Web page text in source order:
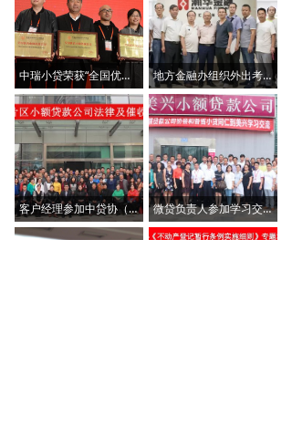
中瑞小贷荣获“全国优秀小额贷款公司”称号 地方金融办组织外出考察学习
客户经理参加中贷协（西安）信贷风险业务培训 微贷负责人参加学习交流活动